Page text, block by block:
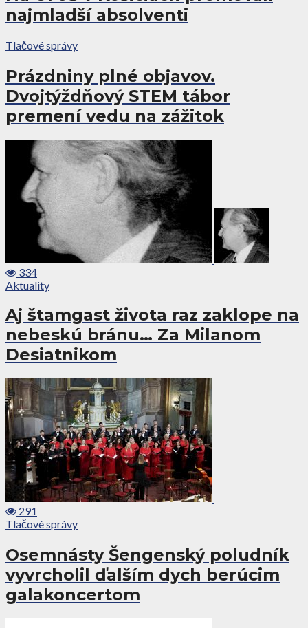
najmladší absolventi
Tlačové správy
Prázdniny plné objavov.
Dvojtýždňový STEM tábor
premení vedu na zážitok
334
Aktuality
Aj štamgast života raz zaklope na
nebeskú bránu… Za Milanom
Desiatnikom
291
Tlačové správy
Osemnásty Šengenský poludník
vyvrcholil ďalším dych berúcim
galakoncertom